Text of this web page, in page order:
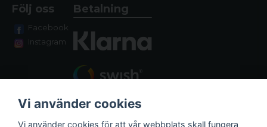
Följ oss
Facebook
Instagram
Betalning
Vi använder cookies
Vi använder cookies för att vår webbplats skall fungera